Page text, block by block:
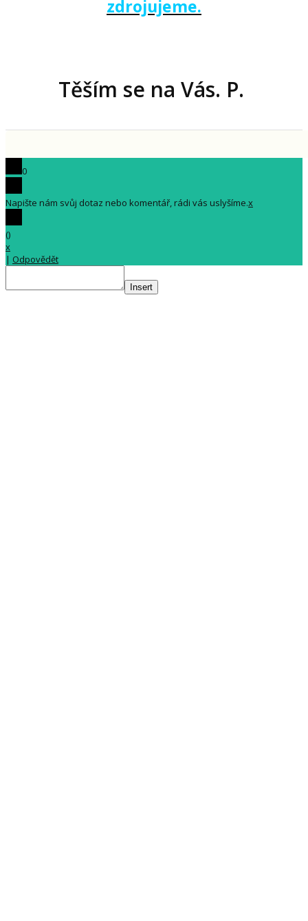
zdrojujeme.
Těším se na Vás. P.
0
Napište nám svůj dotaz nebo komentář, rádi vás uslyšíme.x
()
x
| Odpovědět
Insert